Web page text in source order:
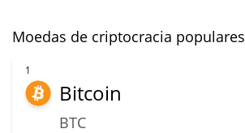
Moedas de criptocracia populares
1
Bitcoin
BTC